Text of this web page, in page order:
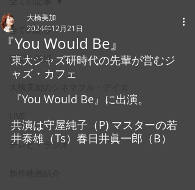
全ての記事
日記・雑感
テレビ・ラジオ
『You Would Be』
大橋美加
2024年12月21日
東大ジャズ研時代の先輩が営むジ
ャズ・カフェ
『You Would Be』に出演。
共演は守屋純子（P) マスターの若
井泰雄（Ts）春日井眞一郎（B）